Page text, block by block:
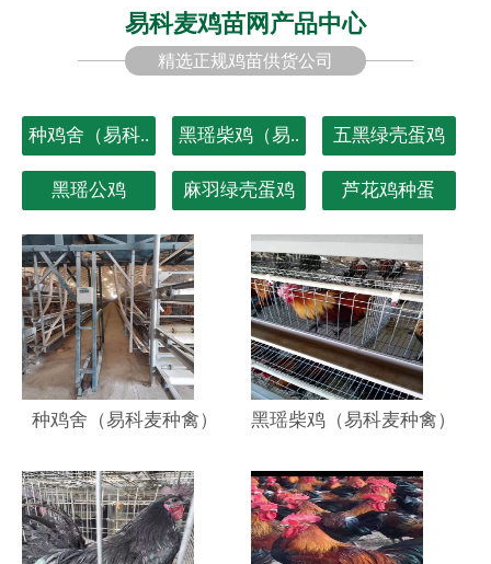
易科麦鸡苗网产品中心
精选正规鸡苗供货公司
种鸡舍（易科.. 黑瑶柴鸡（易.. 五黑绿壳蛋鸡
黑瑶公鸡 麻羽绿壳蛋鸡 芦花鸡种蛋
种鸡舍（易科麦种禽） 黑瑶柴鸡（易科麦种禽）